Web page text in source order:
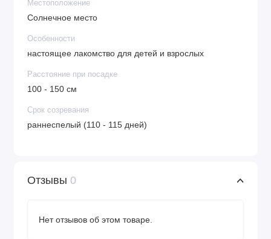
Местоположение
Солнечное место
Особенности
настоящее лакомство для детей и взрослых
Расстояние при посадке
100 - 150 см
Срок созревания
раннеспелый (110 - 115 дней)
Отзывы 0
Нет отзывов об этом товаре.